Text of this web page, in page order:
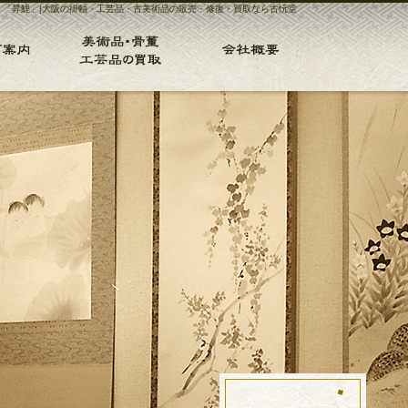
「昇鯉」|大阪の掛軸・工芸品・古美術品の販売・修復・買取なら古忨堂